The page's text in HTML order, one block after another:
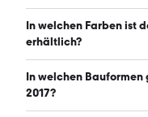
Der Ford Transit
automatischem
In welchen Farben ist
erhältlich?
Den Ford Transit
Farben: weiß, blau,
In welchen Bauformen
2017?